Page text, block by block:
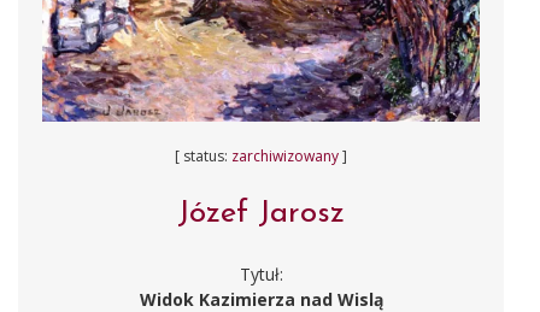
[ status: zarchiwizowany]
Józef Jarosz
Tytuł:
Widok Kazimierza nad Wislą